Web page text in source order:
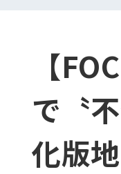
【
で〝
化版